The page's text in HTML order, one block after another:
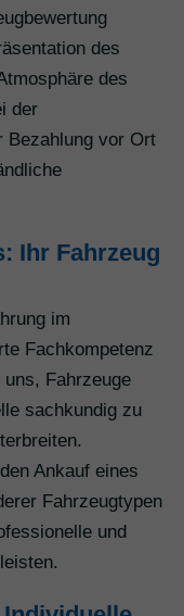
des
des
der
Bezahlung vor Ort
Ihr Fahrzeug
im
Fachkompetenz
Fahrzeuge
sachkundig zu
Ankauf eines
Fahrzeugtypen
und